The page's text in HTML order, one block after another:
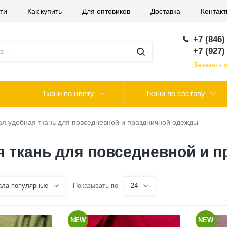
Как купить Для оптовиков Доставка
+7
+7
Заказать
Ткани по цвету Ткани по составу
удобная ткань для повседневной и праздничной одежды
для повседневной и
популярные Показывать по 24
NEW NEW